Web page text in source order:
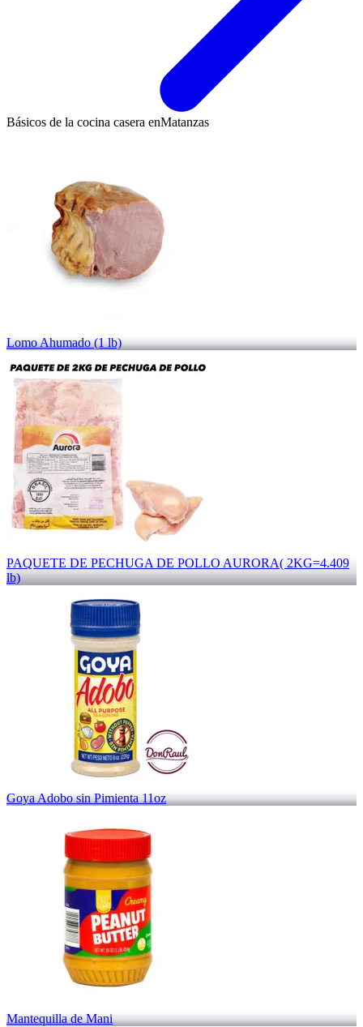
Básicos de la cocina casera enMatanzas
Lomo Ahumado (1 lb)
PAQUETE DE PECHUGA DE POLLO AURORA( 2KG=4.409
lb)
Goya Adobo sin Pimienta 11oz
Mantequilla de Mani